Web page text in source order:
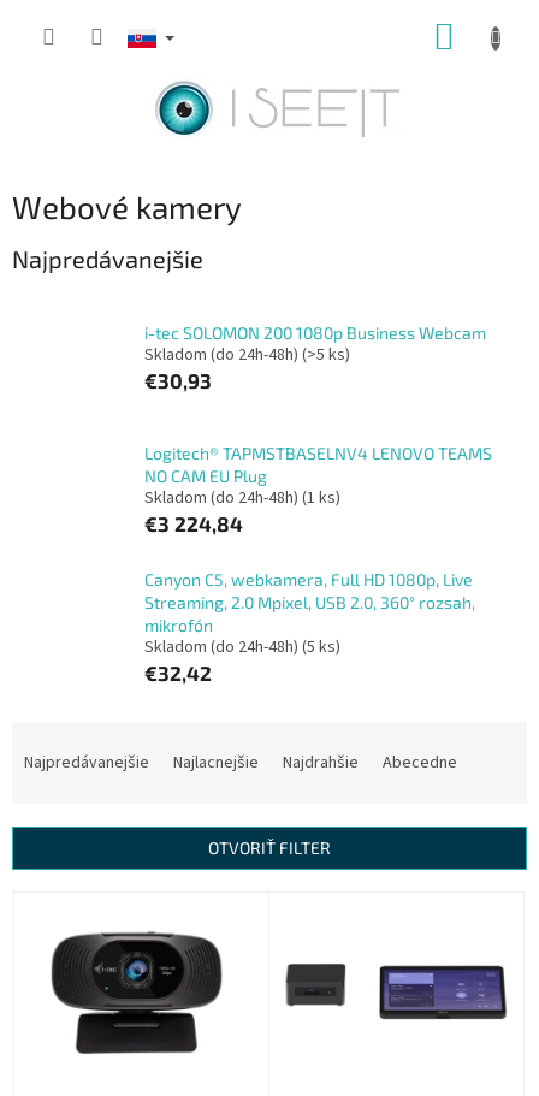
Webové kamery
Najpredávanejšie
i-tec SOLOMON 200 1080p Business Webcam
Skladom (do 24h-48h) (>5 ks)
€30,93
Logitech® TAPMSTBASELNV4 LENOVO TEAMS
NO CAM EU Plug
Skladom (do 24h-48h) (1 ks)
€3 224,84
Canyon C5, webkamera, Full HD 1080p, Live
Streaming, 2.0 Mpixel, USB 2.0, 360° rozsah,
mikrofón
Skladom (do 24h-48h) (5 ks)
€32,42
i
Najpredávanejšie Najlacnejšie Najdrahšie Abecedne
OTVORIŤ FILTER